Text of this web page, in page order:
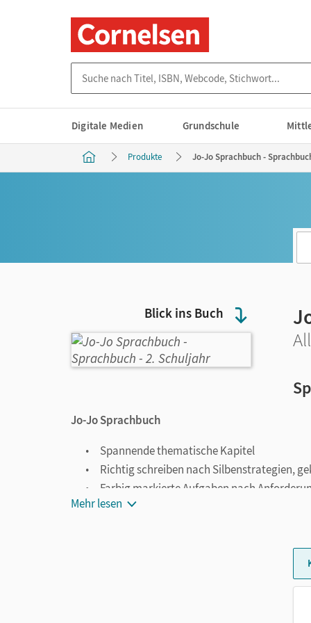
Digitale Medien Grundschule
Produkte Jo-Jo Sprachbuch -
Blick ins Buch
Jo-Jo Sprachbuch
Spannende thematische Kapitel
Richtig schreiben nach Silbenstrategien,
Farbig markierte Aufgaben nach
Verweise auf die Übungsseiten im Kursteil
FRESCH-Symbole hinter jedem Stichwort
Lernspurenheft zum Erfassen individueller
Mehr lesen